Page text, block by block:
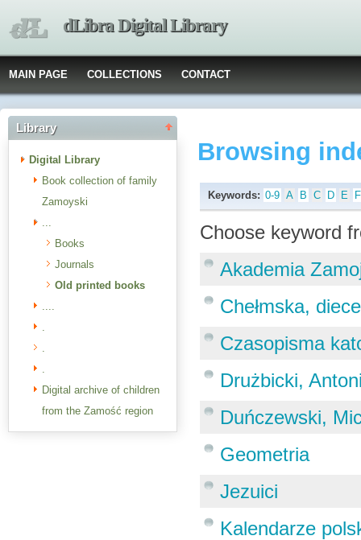
dLibra Digital Library
MAIN PAGE COLLECTIONS CONTACT
Library
Digital Library
Book collection of family
Zamoyski
...
Books
Journals
Old printed books
....
.
.
.
Digital archive of children
from the Zamość region
Browsing
Keywords: 0-9 A B C D E F
Choose keyword
Akademia
Chełmska,
Czasopisma
Drużbicki,
Duńczewski,
Geometria
Jezuici
Kalendarze